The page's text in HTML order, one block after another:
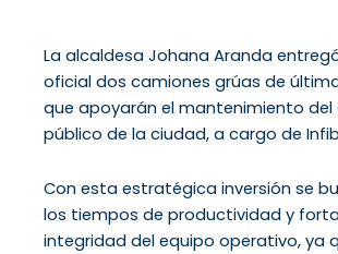
La alcaldesa Johana Aranda
oficial dos camiones grúas de
que apoyarán el mantenimiento
público de la ciudad, a cargo de
Con esta estratégica inversión se
los tiempos de productividad y
integridad del equipo operativo, ya